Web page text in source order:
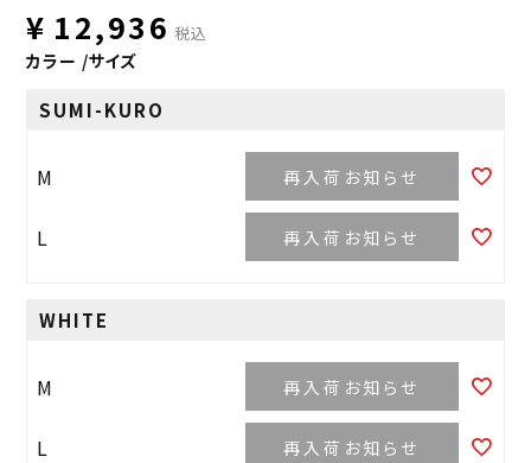
¥ 12,936 税込
カラー サイズ
SUMI-KURO
M 再入荷お知らせ
L 再入荷お知らせ
WHITE
M 再入荷お知らせ
L 再入荷お知らせ